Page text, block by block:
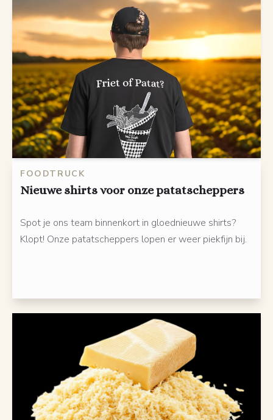
FOODTRUCK
Nieuwe shirts voor onze patatscheppers
Spot je ons team binnenkort in gloednieuwe shirts?
Klopt! Onze patatscheppers lopen er weer piekfijn bij.